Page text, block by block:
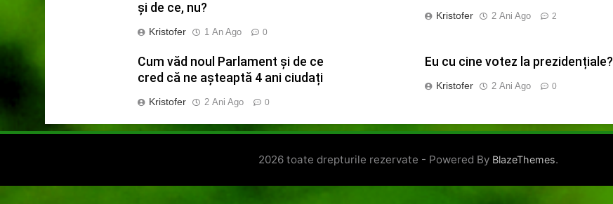
și de ce, nu?
Kristofer 1 An Ago 0
Kristofer 2 Ani Ago 2
Cum văd noul Parlament și de ce
cred că ne așteaptă 4 ani ciudați
Kristofer 2 Ani Ago 0
Eu cu cine votez la prezidențiale?
Kristofer 2 Ani Ago 0
2026 toate drepturile rezervate - Powered By BlazeThemes.